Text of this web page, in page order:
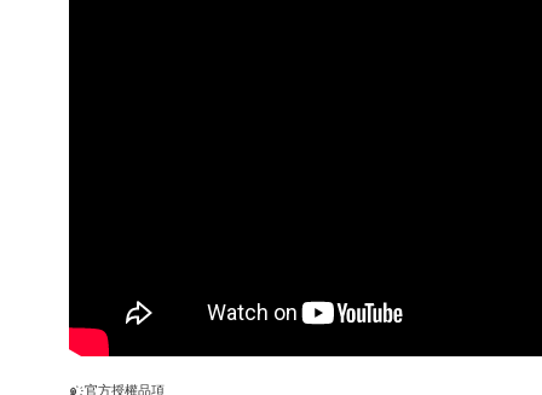
๑҉ 官方授權品項